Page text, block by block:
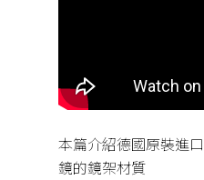
本篇介紹德國原裝進
鏡的鏡架材質